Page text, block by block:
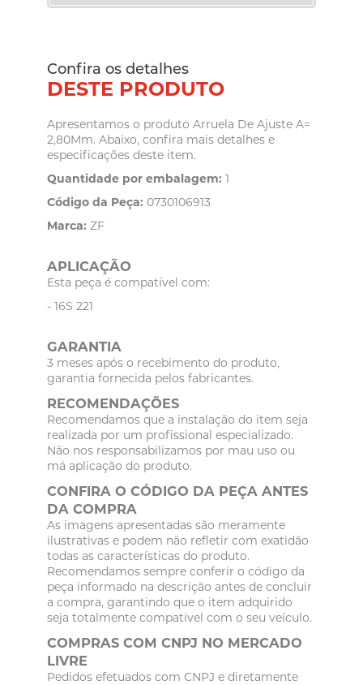
Confira os detalhes
DESTE PRODUTO
Apresentamos o produto Arruela De Ajuste A=
2,80Mm. Abaixo, confira mais detalhes e
especificações deste item.
Quantidade por embalagem: 1
Código da Peça: 0730106913
Marca: ZF
APLICAÇÃO
Esta peça é compatível com:
- 16S 221
GARANTIA
3 meses após o recebimento do produto,
garantia fornecida pelos fabricantes.
RECOMENDAÇÕES
Recomendamos que a instalação do item seja
realizada por um profissional especializado.
Não nos responsabilizamos por mau uso ou
má aplicação do produto.
CONFIRA O CÓDIGO DA PEÇA ANTES
DA COMPRA
As imagens apresentadas são meramente
ilustrativas e podem não refletir com exatidão
todas as características do produto.
Recomendamos sempre conferir o código da
peça informado na descrição antes de concluir
a compra, garantindo que o item adquirido
seja totalmente compatível com o seu veículo.
COMPRAS COM CNPJ NO MERCADO
LIVRE
Pedidos efetuados com CNPJ e diretamente